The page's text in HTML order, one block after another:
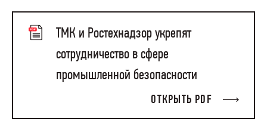
ТМК и Ростехнадзор укрепят
сотрудничество в сфере
промышленной безопасности
ОТКРЫТЬ PDF